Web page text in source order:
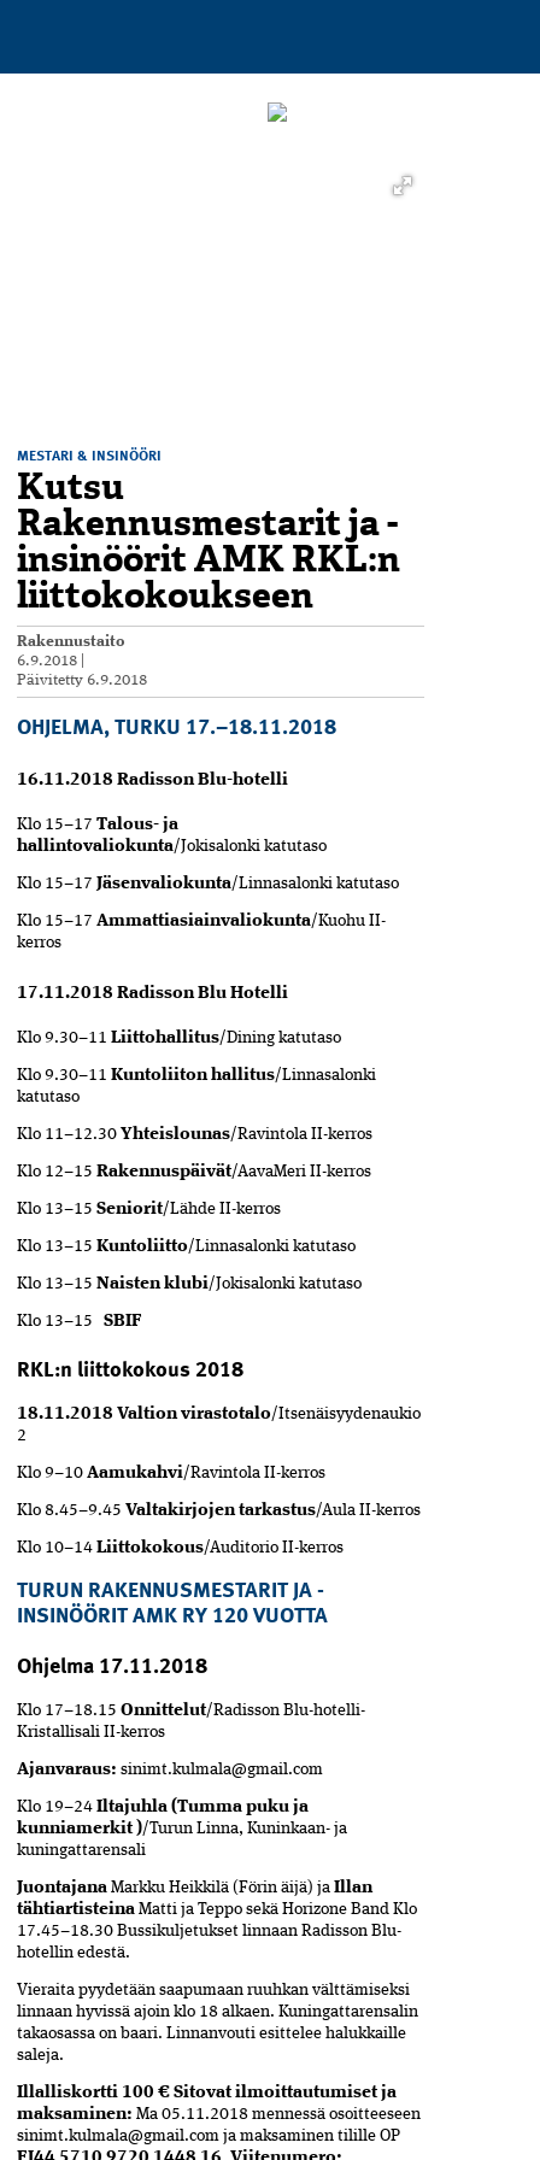
MESTARI & INSINÖÖRI
Kutsu
Rakennusmestarit ja -
insinöörit AMK RKL:n
liittokokoukseen
Rakennustaito
6.9.2018
Päivitetty 6.9.2018
OHJELMA, TURKU 17.–18.11.2018
16.11.2018 Radisson Blu-hotelli
Klo 15–17 Talous- ja
hallintovaliokunta/Jokisalonki katutaso
Klo 15–17 Jäsenvaliokunta/Linnasalonki katutaso
Klo 15–17 Ammattiasiainvaliokunta/Kuohu II-
kerros
17.11.2018 Radisson Blu Hotelli
Klo 9.30–11 Liittohallitus/Dining katutaso
Klo 9.30–11 Kuntoliiton hallitus/Linnasalonki
katutaso
Klo 11–12.30 Yhteislounas/Ravintola II-kerros
Klo 12–15 Rakennuspäivät/AavaMeri II-kerros
Klo 13–15 Seniorit/Lähde II-kerros
Klo 13–15 Kuntoliitto/Linnasalonki katutaso
Klo 13–15 Naisten klubi/Jokisalonki katutaso
Klo 13–15 SBIF
RKL:n liittokokous 2018
18.11.2018 Valtion virastotalo/Itsenäisyydenaukio
2
Klo 9–10 Aamukahvi/Ravintola II-kerros
Klo 8.45–9.45 Valtakirjojen tarkastus/Aula II-kerros
Klo 10–14 Liittokokous/Auditorio II-kerros
TURUN RAKENNUSMESTARIT JA -
INSINÖÖRIT AMK RY 120 VUOTTA
Ohjelma 17.11.2018
Klo 17–18.15 Onnittelut/Radisson Blu-hotelli-
Kristallisali II-kerros
Ajanvaraus: sinimt.kulmala@gmail.com
Klo 19–24 Iltajuhla (Tumma puku ja
kunniamerkit)/Turun Linna, Kuninkaan- ja
kuningattarensali
Juontajana Markku Heikkilä (Förin äijä) ja Illan
tähtiartisteina Matti ja Teppo sekä Horizone Band Klo
17.45–18.30 Bussikuljetukset linnaan Radisson Blu-
hotellin edestä.
Vieraita pyydetään saapumaan ruuhkan välttämiseksi
linnaan hyvissä ajoin klo 18 alkaen. Kuningattarensalin
takaosassa on baari. Linnanvouti esittelee halukkaille
saleja.
Illalliskortti 100 € Sitovat ilmoittautumiset ja
maksaminen: Ma 05.11.2018 mennessä osoitteeseen
sinimt.kulmala@gmail.com ja maksaminen tilille OP